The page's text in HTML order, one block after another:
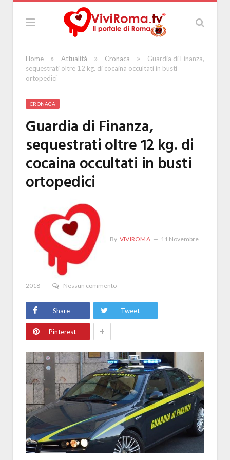
Home » Attualità » Cronaca »
Guardia di Finanza,
sequestrati oltre 12 kg. di cocaina occultati in busti
ortopedici
CRONACA
Guardia di Finanza,
sequestrati oltre 12 kg. di
cocaina occultati in busti
ortopedici
By VIVIROMA 11 Novembre
2018 Nessun commento
Share Tweet
Pinterest +